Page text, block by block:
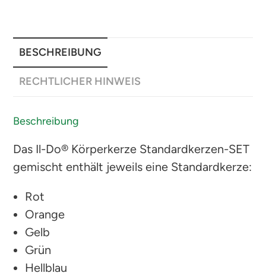
BESCHREIBUNG
RECHTLICHER HINWEIS
Beschreibung
Das Il-Do® Körperkerze Standardkerzen-SET
gemischt enthält jeweils eine Standardkerze:
Rot
Orange
Gelb
Grün
Hellblau